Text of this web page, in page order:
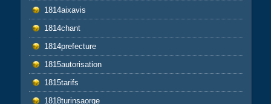
1814aixavis
1814chant
1814prefecture
1815autorisation
1815tarifs
1818turinsaorge